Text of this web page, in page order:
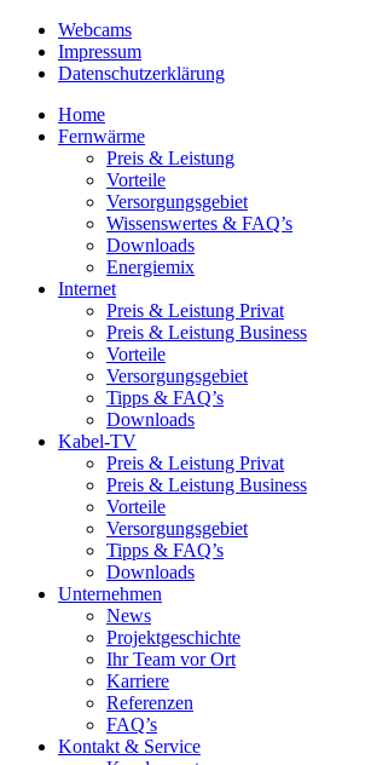
Webcams
Impressum
Datenschutzerklärung
Home
Fernwärme
Preis & Leistung
Vorteile
Versorgungsgebiet
Wissenswertes & FAQ’s
Downloads
Energiemix
Internet
Preis & Leistung Privat
Preis & Leistung Business
Vorteile
Versorgungsgebiet
Tipps & FAQ’s
Downloads
Kabel-TV
Preis & Leistung Privat
Preis & Leistung Business
Vorteile
Versorgungsgebiet
Tipps & FAQ’s
Downloads
Unternehmen
News
Projektgeschichte
Ihr Team vor Ort
Karriere
Referenzen
FAQ’s
Kontakt & Service